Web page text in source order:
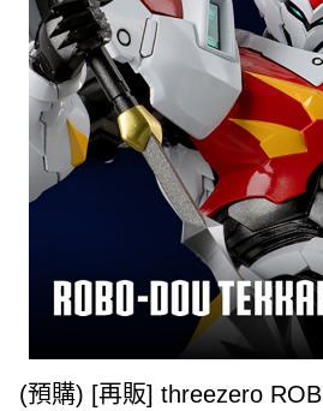
(預購) [再販] threezero